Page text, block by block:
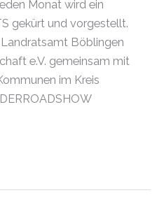
Monat wird ein
gekürt und vorgestellt.
Böblingen
e.V. gemeinsam mit
im Kreis